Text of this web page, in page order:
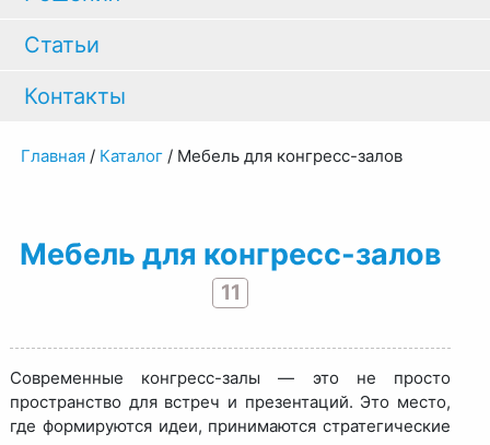
Статьи
Контакты
Главная/ Каталог/ Мебель для конгресс-залов
Мебель для конгресс-залов
11
Современные конгресс-залы — это не просто
пространство для встреч и презентаций. Это место,
где формируются идеи, принимаются стратегические